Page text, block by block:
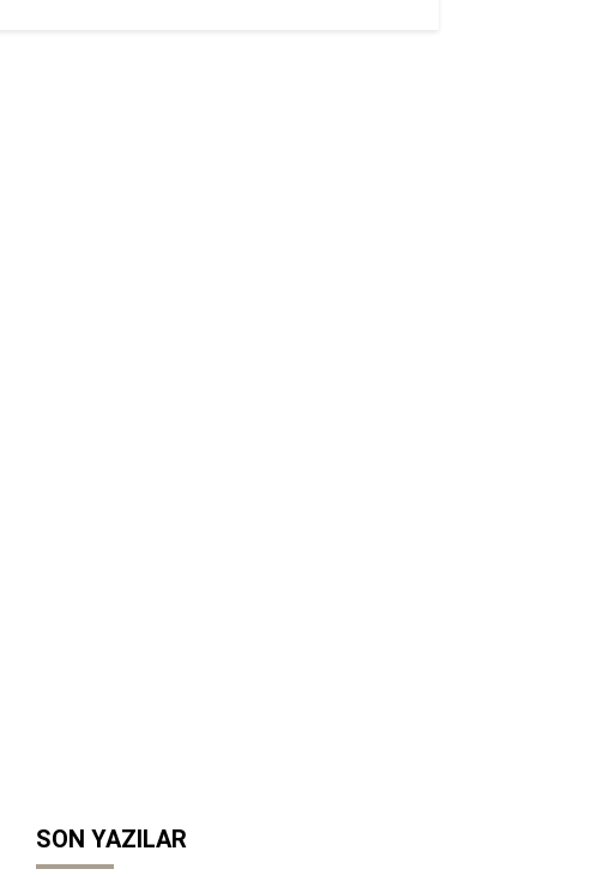
SON YAZILAR